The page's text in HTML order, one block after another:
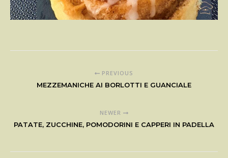
PREVIOUS
MEZZEMANICHE AI BORLOTTI E GUANCIALE
NEWER
PATATE, ZUCCHINE, POMODORINI E CAPPERI IN PADELLA